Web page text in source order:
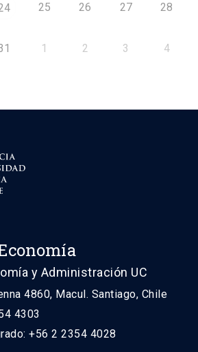
25 26 27 28
1 2 3 4
y Administración UC
4860, Macul. Santiago, Chile
4303
+56 2 2354 4028